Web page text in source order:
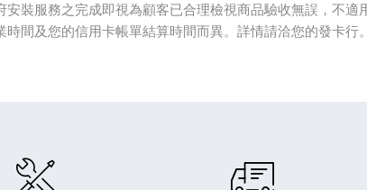
裝服務之完成即視為顧客已合理檢視商品驗收無誤，不
間及您的信用卡帳單結算時間而異。詳情請洽您的發卡行。